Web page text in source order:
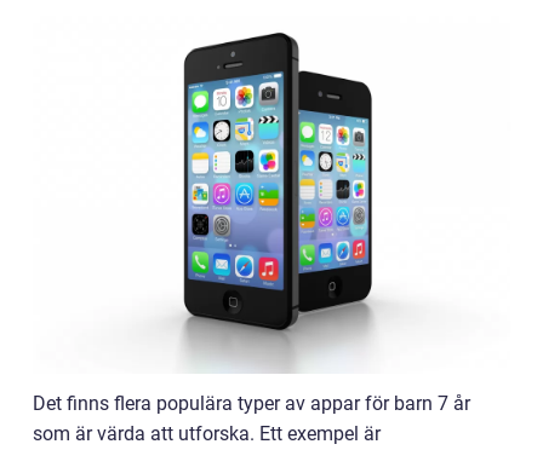
Det finns flera populära typer av appar för barn 7 år
som är värda att utforska. Ett exempel är